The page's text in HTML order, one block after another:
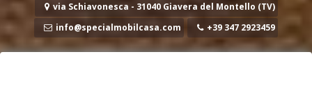
via Schiavonesca - 31040 Giavera del Montello (TV)
info@specialmobilcasa.com
+39 347 2923459